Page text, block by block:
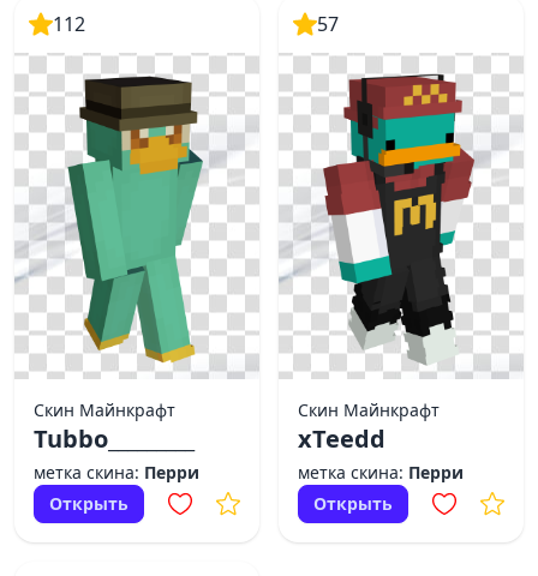
112
Скин Майнкрафт
Tubbo_________
метка скина: Перри
Открыть
57
Скин Майнкрафт
xTeedd
метка скина: Перри
Открыть